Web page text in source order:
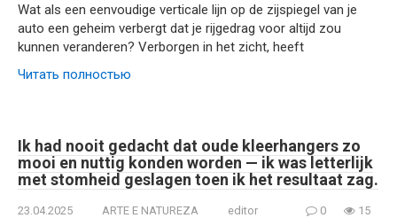
Wat als een eenvoudige verticale lijn op de zijspiegel van je
auto een geheim verbergt dat je rijgedrag voor altijd zou
kunnen veranderen? Verborgen in het zicht, heeft
Читать полностью
Ik had nooit gedacht dat oude kleerhangers zo
mooi en nuttig konden worden — ik was letterlijk
met stomheid geslagen toen ik het resultaat zag.
23.04.2025 ARTE E NATUREZA editor 0 15